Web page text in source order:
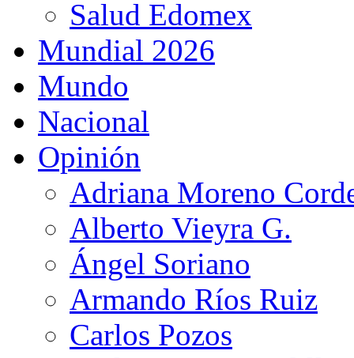
Salud Edomex
Mundial 2026
Mundo
Nacional
Opinión
Adriana Moreno
Alberto Vieyra G.
Ángel Soriano
Armando Ríos Ruiz
Carlos Pozos